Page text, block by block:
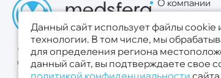
О компании
Новости
Данный сайт использует файлы cookie
технологии. В том числе, мы
для определения региона
данный сайт, вы подтверждаете свое
политикой конфиденциальности сайта.